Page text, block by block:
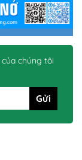
của chúng tôi